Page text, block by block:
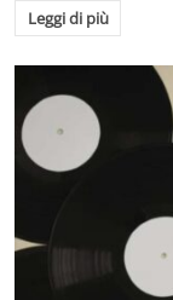
Leggi di più